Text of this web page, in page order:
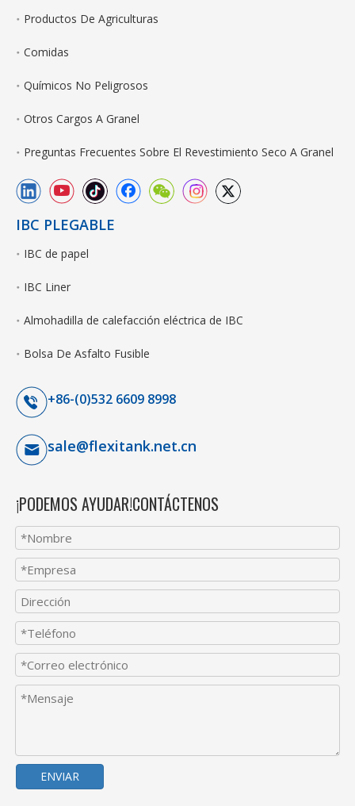
Productos De Agriculturas
Comidas
Químicos No Peligrosos
Otros Cargos A Granel
Preguntas Frecuentes Sobre El Revestimiento Seco A Granel
IBC PLEGABLE
IBC de papel
IBC Liner
Almohadilla de calefacción eléctrica de IBC
Bolsa De Asfalto Fusible
+86-(0)532 6609 8998
sale@flexitank.net.cn
¡PODEMOS AYUDAR!CONTÁCTENOS
ENVIAR